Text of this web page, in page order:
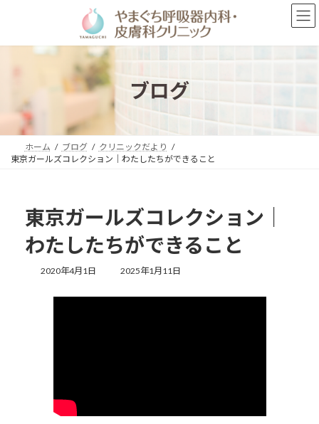
ン
プ
ー
動
ブログ
ホーム ブログ
クリニックだより
東京ガールズコレクション｜わたしたちができること
東京ガールズコレクション｜
わたしたちができること
2020年4月1日
最
更
2025年1月11日